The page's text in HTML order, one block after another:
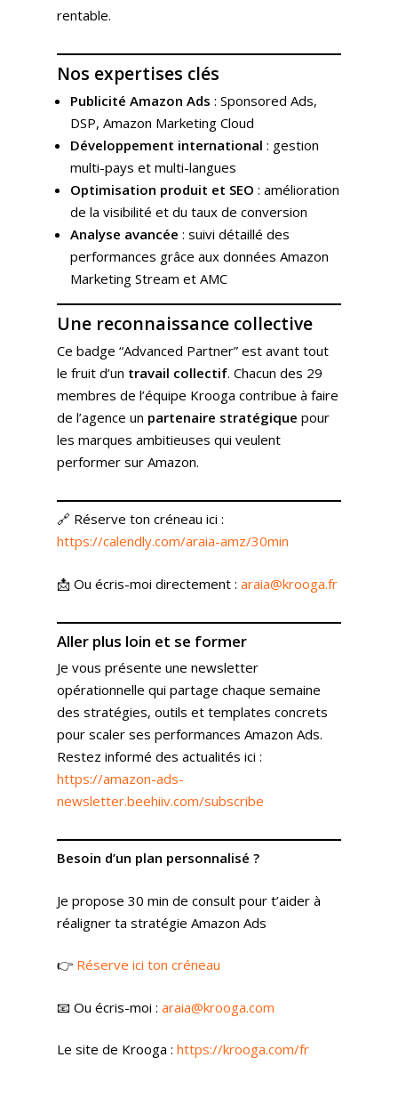
rentable.
Nos expertises clés
Publicité Amazon Ads : Sponsored Ads,
DSP, Amazon Marketing Cloud
Développement international : gestion
multi-pays et multi-langues
Optimisation produit et SEO : amélioration
de la visibilité et du taux de conversion
Analyse avancée : suivi détaillé des
performances grâce aux données Amazon
Marketing Stream et AMC
Une reconnaissance collective
Ce badge “Advanced Partner” est avant tout
le fruit d’un travail collectif. Chacun des 29
membres de l’équipe Krooga contribue à faire
de l’agence un partenaire stratégique pour
les marques ambitieuses qui veulent
performer sur Amazon.
🔗 Réserve ton créneau ici :
https://calendly.com/araia-amz/30min
📩 Ou écris-moi directement : araia@krooga.fr
Aller plus loin et se former
Je vous présente une newsletter
opérationnelle qui partage chaque semaine
des stratégies, outils et templates concrets
pour scaler ses performances Amazon Ads.
Restez informé des actualités ici :
https://amazon-ads-
newsletter.beehiiv.com/subscribe
Besoin d’un plan personnalisé ?
Je propose 30 min de consult pour t’aider à
réaligner ta stratégie Amazon Ads
👉 Réserve ici ton créneau
📧 Ou écris-moi : araia@krooga.com
Le site de Krooga : https://krooga.com/fr
Expertises
Stratégie
Publicité
Contenu de Marque
Solutions
Gestion Publicitaire
Amazon DSP & AMC
Monitoring Data pour
Amazon
Reporting
Gestion des Reviews
Emploi
Nos Clients
Presse
Agence Amazon Ads
Actualités
Revue de Presse
Articles
Amazon Advertising
Ressources
Webinar
Livres Blanc
Nos Podcasts
Contact